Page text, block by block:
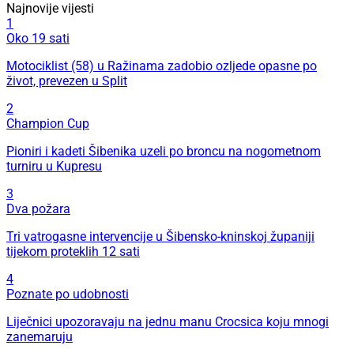
Najnovije vijesti
1
Oko 19 sati
Motociklist (58) u Ražinama zadobio ozljede opasne po
život, prevezen u Split
2
Champion Cup
Pioniri i kadeti Šibenika uzeli po broncu na nogometnom
turniru u Kupresu
3
Dva požara
Tri vatrogasne intervencije u Šibensko-kninskoj županiji
tijekom proteklih 12 sati
4
Poznate po udobnosti
Liječnici upozoravaju na jednu manu Crocsica koju mnogi
zanemaruju